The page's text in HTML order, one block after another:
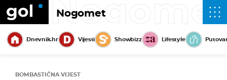
Nogomet
Dnevnik.hr Vijesti Showbizz Lifestyle
BOMBASTIČNA VIJEST